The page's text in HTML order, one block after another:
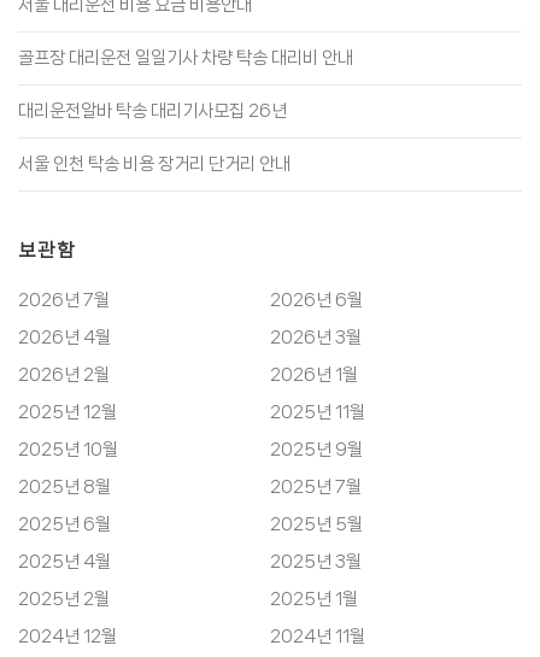
서울 대리운전 비용 요금 비용안내
골프장 대리운전 일일기사 차량 탁송 대리비 안내
대리운전알바 탁송 대리기사모집 26년
서울 인천 탁송 비용 장거리 단거리 안내
보관함
2026년 7월
2026년 6월
2026년 4월
2026년 3월
2026년 2월
2026년 1월
2025년 12월
2025년 11월
2025년 10월
2025년 9월
2025년 8월
2025년 7월
2025년 6월
2025년 5월
2025년 4월
2025년 3월
2025년 2월
2025년 1월
2024년 12월
2024년 11월